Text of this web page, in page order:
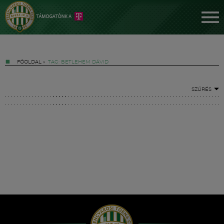
FŐOLDAL » TAG: BETLEHEM DÁVID
SZŰRÉS
Hírek